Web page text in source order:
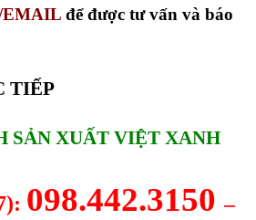
để được tư vấn và báo
TIẾP
SẢN XUẤT VIỆT XANH
098.442.3150–